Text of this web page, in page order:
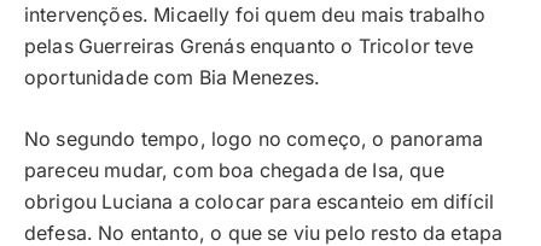
intervenções. Micaelly foi quem deu mais trabalho
pelas Guerreiras Grenás enquanto o Tricolor teve
oportunidade com Bia Menezes.
No segundo tempo, logo no começo, o panorama
pareceu mudar, com boa chegada de Isa, que
obrigou Luciana a colocar para escanteio em difícil
defesa. No entanto, o que se viu pelo resto da etapa